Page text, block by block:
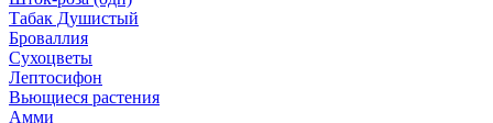
Табак Душистый
Броваллия
Сухоцветы
Лептосифон
Вьющиеся растения
Амми